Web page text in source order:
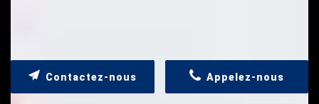
Appelez-nous
Contactez-nous